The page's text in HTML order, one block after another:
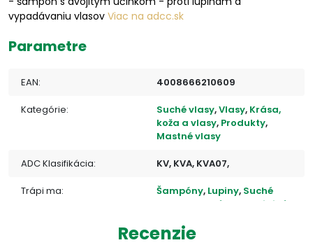
vypadávaniu vlasov Viac na adcc.sk
Parametre
EAN: 4008666210609
Kategórie: Suché vlasy,Vlasy, Krása,
koža a vlasy, Produkty,
Mastné vlasy
ADC Klasifikácia: KV, KVA, KVA07,
Trápi ma: Šampóny, Lupiny, Suché
Mastné vlasy
Citlivá
Recenzie